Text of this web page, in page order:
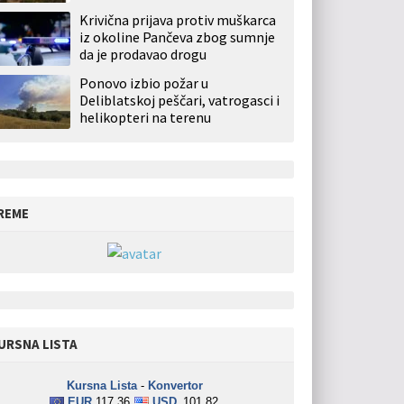
Krivična prijava protiv muškarca
iz okoline Pančeva zbog sumnje
da je prodavao drogu
Ponovo izbio požar u
Deliblatskoj peščari, vatrogasci i
helikopteri na terenu
LISTA